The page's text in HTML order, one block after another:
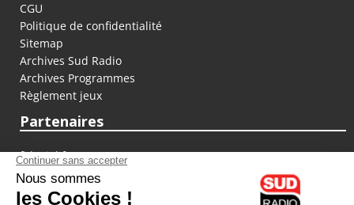
CGU
Politique de confidentialité
Sitemap
Archives Sud Radio
Archives Programmes
Règlement jeux
Partenaires
fiducial.fr
lyoncapitale.fr
olympique-et-lyonnais.com